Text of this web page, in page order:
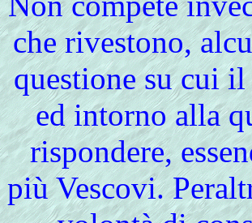
che rivestono,
questione su cui
ed intorno alla
rispondere,
più Vescovi.